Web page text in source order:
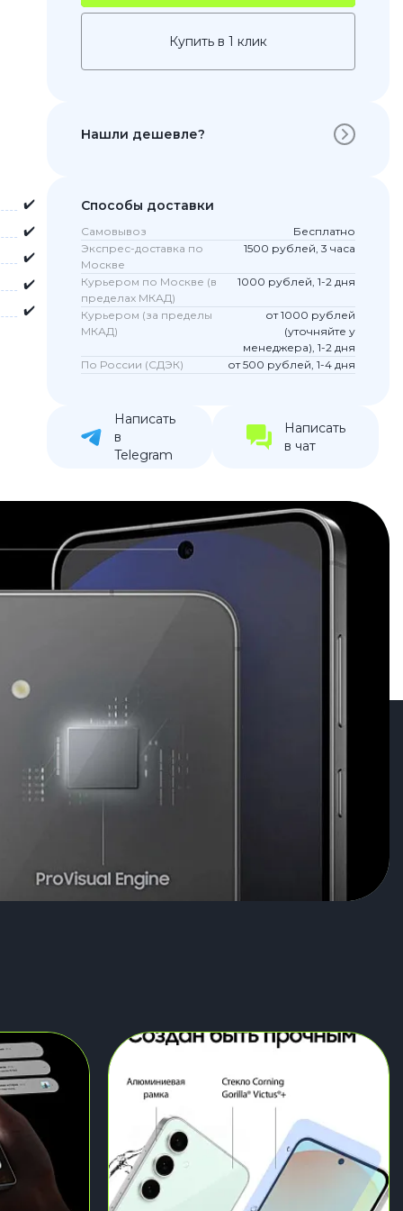
8 Pro
держатели
✔️
✔️
✔️
✔️
✔️
Купить в 1 клик
Нашли дешевле?
Способы доставки
Самовывоз
Бесплатно
Экспрес-доставка по
Москве
1500 рублей, 3 часа
Курьером по Москве (в
пределах МКАД)
1000 рублей, 1-2 дня
Курьером (за пределы
МКАД)
от 1000 рублей
(уточняйте у
менеджера), 1-2 дня
По России (СДЭК)
от 500 рублей, 1-4 дня
Написать
в
Telegram
Написать
в чат